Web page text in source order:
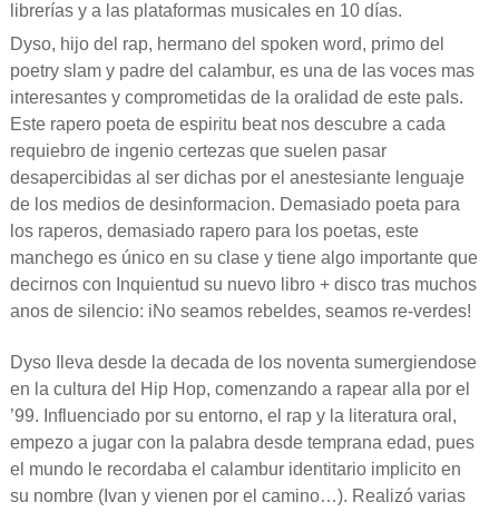
librerías y a las plataformas musicales en 10 días.
Dyso, hijo del rap, hermano del spoken word, primo del
poetry slam y padre del calambur, es una de las voces mas
interesantes y comprometidas de la oralidad de este pals.
Este rapero poeta de espiritu beat nos descubre a cada
requiebro de ingenio certezas que suelen pasar
desapercibidas al ser dichas por el anestesiante lenguaje
de los medios de desinformacion. Demasiado poeta para
los raperos, demasiado rapero para los poetas, este
manchego es único en su clase y tiene algo importante que
decirnos con Inquientud su nuevo libro + disco tras muchos
anos de silencio: iNo seamos rebeldes, seamos re-verdes!
Dyso Ileva desde la decada de los noventa sumergiendose
en la cultura del Hip Hop, comenzando a rapear alla por el
’99. Influenciado por su entorno, el rap y la literatura oral,
empezo a jugar con la palabra desde temprana edad, pues
el mundo le recordaba el calambur identitario implicito en
su nombre (Ivan y vienen por el camino…). Realizó varias